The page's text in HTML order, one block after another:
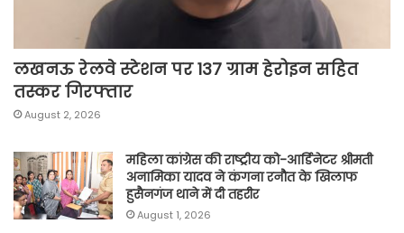
लखनऊ रेलवे स्टेशन पर 137 ग्राम हेरोइन सहित
तस्कर गिरफ्तार
August 2, 2026
महिला कांग्रेस की राष्ट्रीय को-आर्डिनेटर श्रीमती
अनामिका यादव ने कंगना रनौत के खिलाफ
हुसैनगंज थाने में दी तहरीर
August 1, 2026